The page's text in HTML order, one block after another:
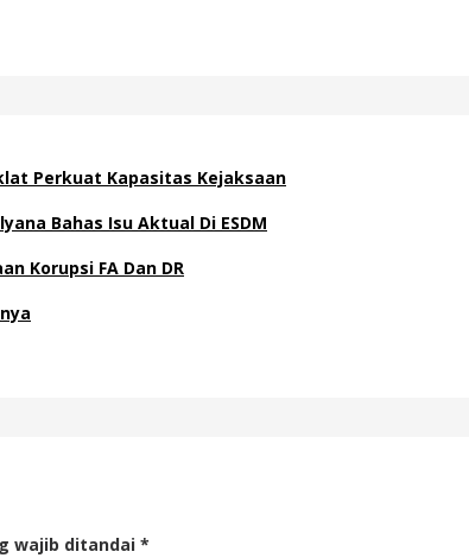
Perkuat Kapasitas Kejaksaan
Bahas Isu Aktual Di ESDM
Korupsi FA Dan DR
wajib ditandai *